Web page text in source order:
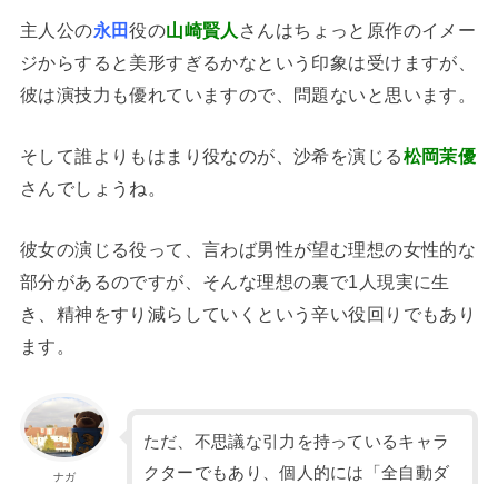
主人公の永田役の山崎賢人 さんはちょっと原作のイメー
ジからすると美形すぎるかなという印象は受けますが、
彼は演技力も優れていますので、問題ないと思います。
そして誰よりもはまり役なのが、沙希を演じる松岡茉優
さんでしょうね。
彼女の演じる役って、言わば男性が望む理想の女性的な
部分があるのですが、そんな理想の裏で1人現実に生
き、精神をすり減らしていくという辛い役回りでもあり
ます。
ナガ
ただ、不思議な引力を持っているキャラ
クターでもあり、個人的には「全自動ダ